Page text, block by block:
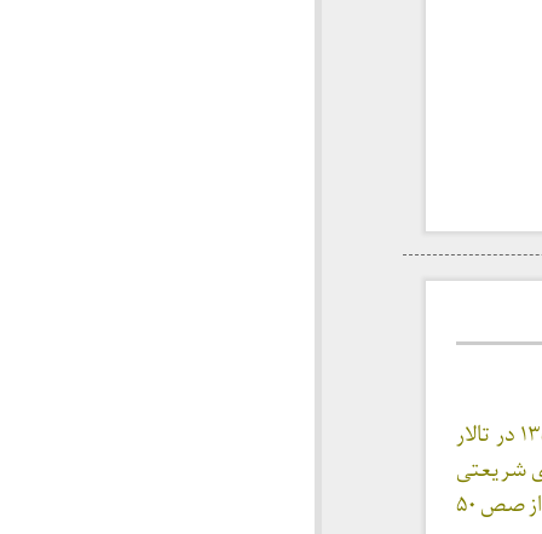
آنچه در پي خواهد آمد بخشي از سخنرانی دکتر علی شريعتی در تايخ چهاردهم تيرماه ۱۳۵۰ در تالار
شريعتی
از انواع شيوه‌های تغيير اجتماعي و سپس تبيين شيوه اسلامي آن است. گفتني است اين فراز از صص ۵۰